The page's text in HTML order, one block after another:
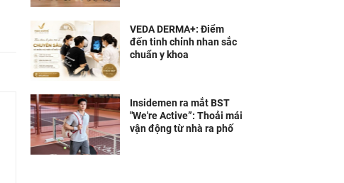
VEDA DERMA+: Điểm
đến tinh chỉnh nhan sắc
chuẩn y khoa
Insidemen ra mắt BST
"We're Active”: Thoải mái
vận động từ nhà ra phố